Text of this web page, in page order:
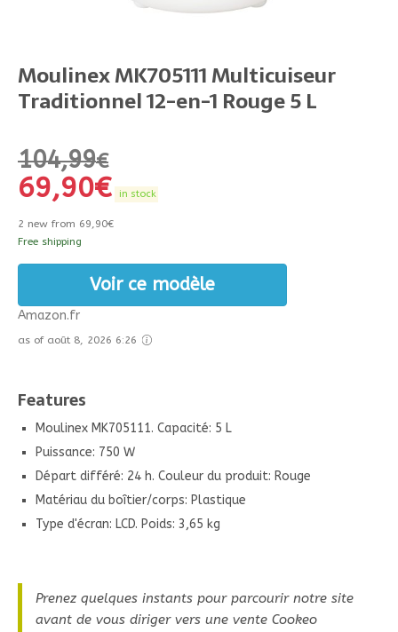
Moulinex MK705111 Multicuiseur
Traditionnel 12-en-1 Rouge 5 L
104,99€
69,90€ in stock
2 new from 69,90€
Free shipping
Voir ce modèle
Amazon.fr
as of août 8, 2026 6:26
Features
Moulinex MK705111. Capacité: 5 L
Puissance: 750 W
Départ différé: 24 h. Couleur du produit: Rouge
Matériau du boîtier/corps: Plastique
Type d'écran: LCD. Poids: 3,65 kg
Prenez quelques instants pour parcourir notre site
avant de vous diriger vers une vente Cookeo